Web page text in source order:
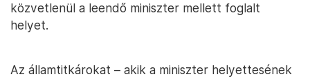
közvetlenül a leendő miniszter mellett foglalt
helyet.
Az államtitkárokat – akik a miniszter helyettesének